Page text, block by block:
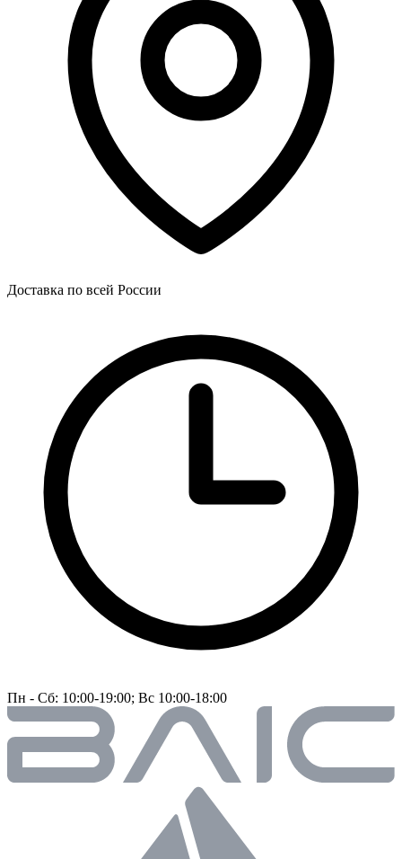
Доставка по всей России
Пн - Сб: 10:00-19:00; Вс 10:00-18:00